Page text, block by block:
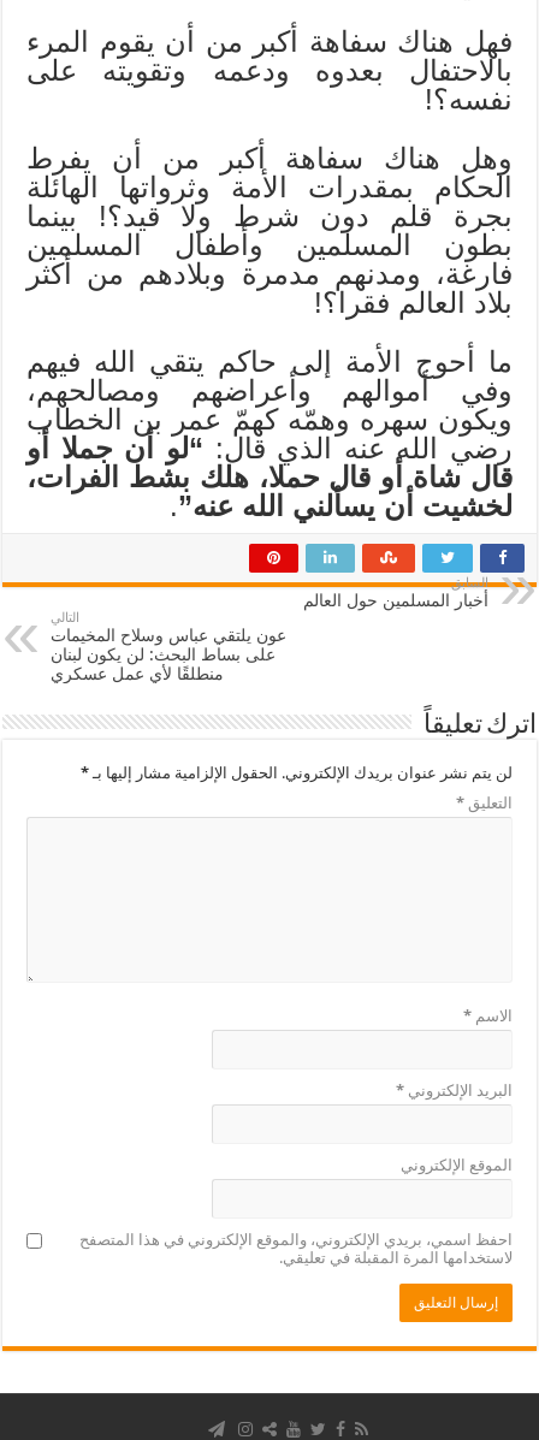
فهل هناك سفاهة أكبر من أن يقوم المرء
بالاحتفال بعدوه ودعمه وتقويته على
نفسه؟!
وهل هناك سفاهة أكبر من أن يفرط
الحكام بمقدرات الأمة وثرواتها الهائلة
بجرة قلم دون شرط ولا قيد؟! بينما
بطون المسلمين وأطفال المسلمين
فارغة، ومدنهم مدمرة وبلادهم من أكثر
بلاد العالم فقرا؟!
ما أحوج الأمة إلى حاكم يتقي الله فيهم
وفي أموالهم وأعراضهم ومصالحهم،
ويكون سهره وهمّه كهمّ عمر بن الخطاب
رضي الله عنه الذي قال: “لو أن جملا أو
قال شاة أو قال حملا، هلك بشط الفرات،
لخشيت أن يسألني الله عنه”.
السابق
أخبار المسلمين حول العالم
التالي
عون يلتقي عباس وسلاح المخيمات
على بساط البحث: لن يكون لبنان
منطلقًا لأي عمل عسكري
اترك تعليقاً
لن يتم نشر عنوان بريدك الإلكتروني. الحقول الإلزامية مشار إليها بـ*
التعليق*
الاسم*
البريد الإلكتروني*
الموقع الإلكتروني
احفظ اسمي، بريدي الإلكتروني، والموقع الإلكتروني في هذا المتصفح
لاستخدامها المرة المقبلة في تعليقي.